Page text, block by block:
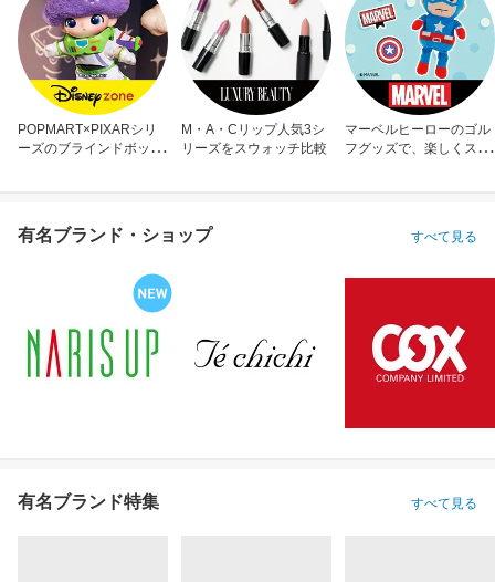
POPMART×PIXARシリ
ーズのブラインドボック
M・A・Cリップ人気3シ
リーズをスウォッチ比較
マーベルヒーローのゴル
フグッズで、楽しくスコ
有名ブランド・ショップ すべて見る
有名ブランド特集 すべて見る